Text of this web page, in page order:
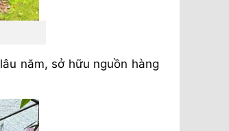
năm, sở hữu nguồn hàng